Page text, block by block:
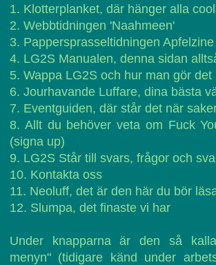
1. Klotterplanket, där hänger alla
2. Webbtidningen 'Naahmeen'
3. Pappersprasseltidningen Apfelzine
4. LG2S Manualen, denna sidan
5. Wappa LG2S och hur man gör det
6. Jourhavande Luffare, dina bästa
7. Eventguiden, där står det när
8. Allt du behöver veta om Fuck
(signa up)
9. LG2S Står till svars, frågor och
10. Kontakta oss
11. Neoluff, det är den här du bör
12. Slumpa, det finaste vi har
Under knapparna är den så
menyn" (tidigare känd under